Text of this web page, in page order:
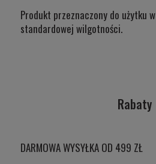
Produkt przeznaczony do użytku w
standardowej wilgotności.
Rabaty
DARMOWA WYSYŁKA OD 499 ZŁ